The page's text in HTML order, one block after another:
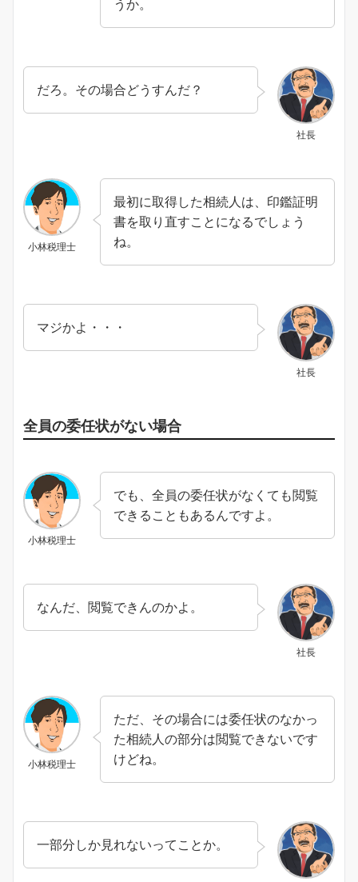
うか。
社長
だろ。その場合どうすんだ？
小林税理士
最初に取得した相続人は、印鑑証明
書を取り直すことになるでしょう
ね。
社長
マジかよ・・・
全員の委任状がない場合
小林税理士
でも、全員の委任状がなくても閲覧
できることもあるんですよ。
社長
なんだ、閲覧できんのかよ。
小林税理士
ただ、その場合には委任状のなかっ
た相続人の部分は閲覧できないです
けどね。
一部分しか見れないってことか。